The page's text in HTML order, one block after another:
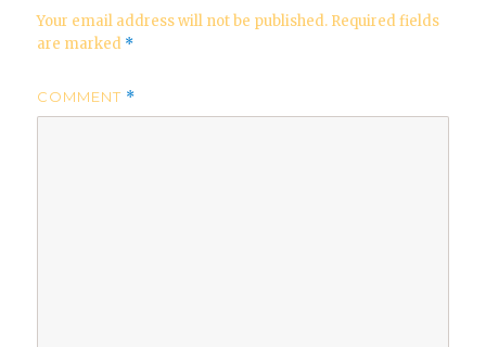
Your email address will not be published. Required fields
are marked *
COMMENT *